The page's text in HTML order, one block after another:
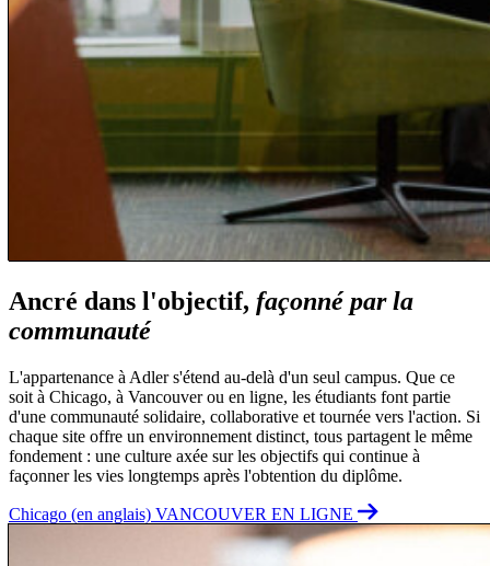
Ancré dans l'objectif, façonné par la
communauté
L'appartenance à Adler s'étend au-delà d'un seul campus. Que ce
soit à Chicago, à Vancouver ou en ligne, les étudiants font partie
d'une communauté solidaire, collaborative et tournée vers l'action. Si
chaque site offre un environnement distinct, tous partagent le même
fondement : une culture axée sur les objectifs qui continue à
façonner les vies longtemps après l'obtention du diplôme.
Chicago (en anglais) VANCOUVER EN LIGNE